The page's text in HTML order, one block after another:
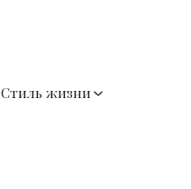
Стиль жизни